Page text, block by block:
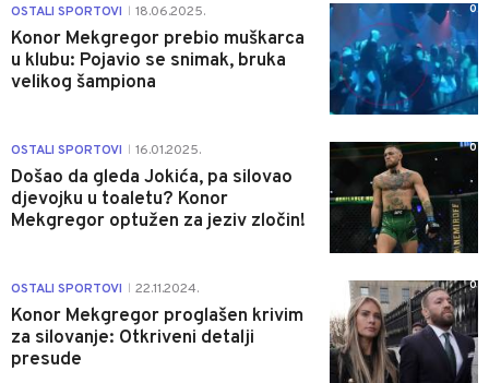
OSTALI SPORTOVI 18.06.2025.
Konor Mekgregor prebio muškarca
u klubu: Pojavio se snimak, bruka
velikog šampiona
0
OSTALI SPORTOVI 16.01.2025.
Došao da gleda Jokića, pa silovao
djevojku u toaletu? Konor
Mekgregor optužen za jeziv zločin!
0
OSTALI SPORTOVI 22.11.2024.
Konor Mekgregor proglašen krivim
za silovanje: Otkriveni detalji
presude
0